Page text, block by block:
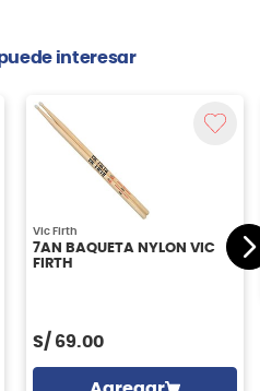
interesar
Vic Firth
7AN BAQUETA NYLON VIC
FIRTH
S/ 69.00